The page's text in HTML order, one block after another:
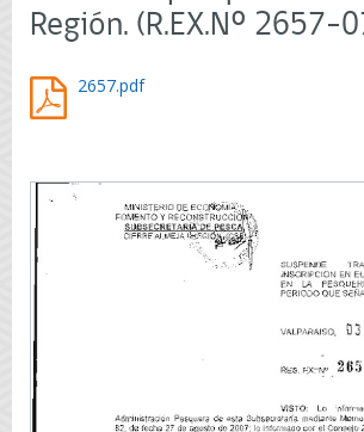
Región. (R.EX.Nº 2657-
2657.pdf